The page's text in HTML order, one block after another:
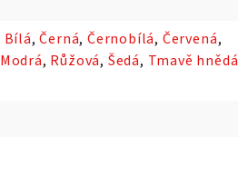
Bílá,Černá,Černobílá, Červená,
Modrá, Růžová, Šedá, Tmavě hnědá